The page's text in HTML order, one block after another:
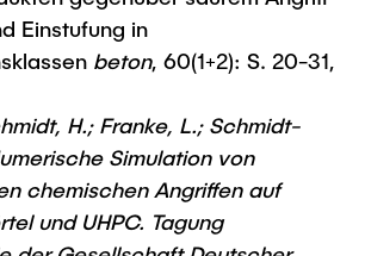
Einstufung in
beton, 60(1+2): S. 20-31,
H.; Franke, L.; Schmidt-
Simulation von
chemischen Angriffen auf
und UHPC. Tagung